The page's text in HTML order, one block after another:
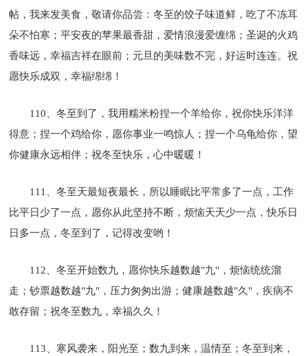
帖，我来发美食，敬请你品尝：冬至的饺子味道鲜，吃了不冻耳
朵不怕寒；平安夜的苹果最香甜，爱情浪漫爱缠绵；圣诞的火鸡
香味远，幸福吉祥在眼前；元旦的美味数不完，好运时连连。祝
愿快乐成双，幸福绵绵！
110、冬至到了，我用糯米粉捏一个羊给你，祝你快乐洋洋
得意；捏一个鸡给你，愿你事业一鸣惊人；捏一个乌龟给你，望
你健康永远相伴；祝冬至快乐，心中暖暖！
111、冬至天最短夜最长，所以睡眠比平常多了一点，工作
比平日少了一点，愿你从此坚持不断，烦恼天天少一点，快乐日
日多一点，冬至到了，记得改变哟！
112、冬至开始数九，愿你快乐越数越"九"，烦恼统统溜
走；钞票越数越"九"，压力匆匆出游；健康越数越"久"，疾病不
敢存留；祝冬至数九，幸福久久！
113、寒风袭来，阳光至；数九到来，温情至；冬至到来，